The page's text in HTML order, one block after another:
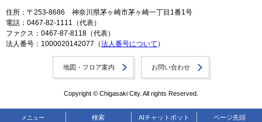
メニュー 検索 AIチャットボット ページ先頭
住所：〒253-8686 神奈川県茅ヶ崎市茅ヶ崎一丁目1番1号
電話：0467-82-1111（代表）
ファクス：0467-87-8118（代表）
法人番号：1000020142077（法人番号について ）
地図・フロア案内 お問い合わせ
Copyright © Chigasaki City. All rights Reserved.